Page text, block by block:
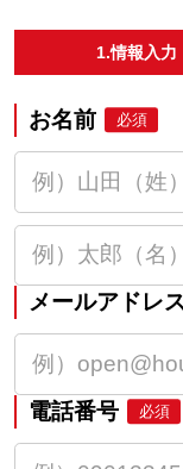
1.情報入力
お名前 必須
メールアドレ
電話番号 必須